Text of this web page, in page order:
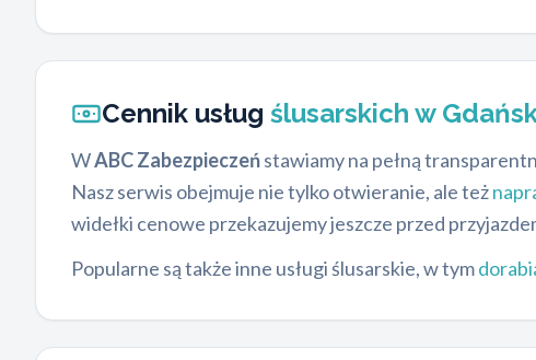
Cennik usług ślusarskich w
WABC Zabezpieczeństawiamy na pełną
Nasz serwis obejmuje nie tylko otwieranie, ale też
widełki cenowe przekazujemy jeszcze przed
Popularne są także inne usługi ślusarskie, w tym